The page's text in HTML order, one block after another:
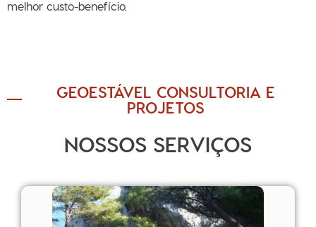
melhor custo-benefício.
GEOESTÁVEL CONSULTORIA E
PROJETOS
NOSSOS SERVIÇOS